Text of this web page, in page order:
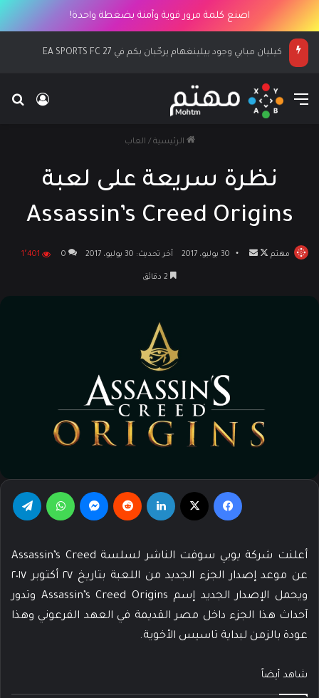
اصنع كلمة مرور قوية وآمنة بضغطة واحدة!
كيليان مبابي وجود بيلينغهام يرحّبان بكم في EA SPORTS FC 27
القائمة
الرئيسية / العاب
نظرة سريعة على لعبة
Assassin’s Creed Origins
مهتم
تابع أرسل 30 يوليو، 2017 آخر تحديث: 30 يوليو، 2017 0 1٬401
أعلنت شركة يوبي سوفت الناشر لسلسة Assassin’s Creed
عن موعد إصدار الجزء الجديد من اللعبة بتاريخ ٢٧ أكتوبر ٢٠١٧
ويحمل الإصدار الجديد إسم Assassin’s Creed Origins وتدور
آحداث هذا الجزء داخل مصر القديمة في العهد الفرعوني وهذا
عودة بالزمن لبداية تاسيس الأخوية.
شاهد أيضاً